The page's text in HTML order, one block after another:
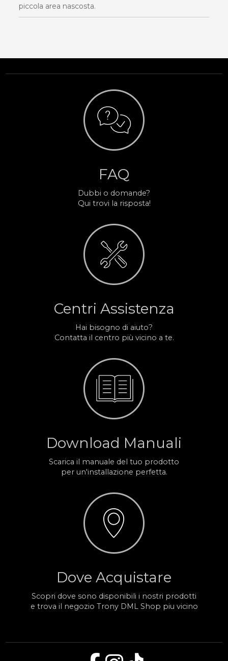
piccola area nascosta.
FAQ
Dubbi o domande?
Qui trovi la risposta!
Centri Assistenza
Hai bisogno di aiuto?
Contatta il centro più vicino a te.
Download Manuali
Scarica il manuale del tuo prodotto
per un'installazione perfetta.
Dove Acquistare
Scopri dove sono disponibili i nostri prodotti
e trova il negozio Trony DML Shop piu vicino